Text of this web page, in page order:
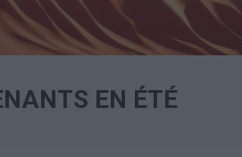
EN ÉTÉ